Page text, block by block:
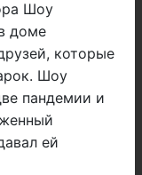
Шоу
доме
которые
Шоу
пандемии и
ей